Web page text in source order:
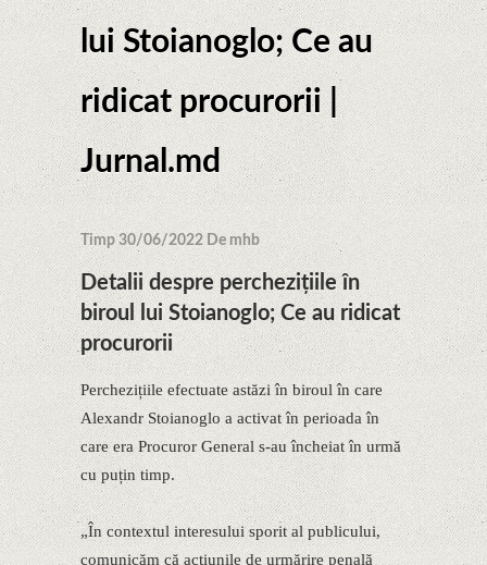
lui Stoianoglo; Ce au
ridicat procurorii |
Jurnal.md
Timp 30/06/2022 De mhb
Detalii despre perchezițiile în
biroul lui Stoianoglo; Ce au ridicat
procurorii
Perchezițiile efectuate astăzi în biroul în care
Alexandr Stoianoglo a activat în perioada în
care era Procuror General s-au încheiat în urmă
cu puțin timp.
„În contextul interesului sporit al publicului,
comunicăm că acțiunile de urmărire penală